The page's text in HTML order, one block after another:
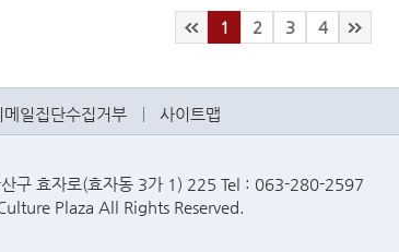
1 2 3 4
메일집단수집거부 사이트맵
구 효자로(효자동 3가 1) 225 Tel : 063-280-2597
Plaza All Rights Reserved.